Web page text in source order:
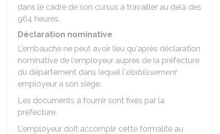
dans le cadre de son cursus à travailler au delà des
964 heures.
Déclaration nominative
L'embauche ne peut avoir lieu qu'après déclaration
nominative de l'employeur auprès de la préfecture
du département dans lequel l'établissement
employeur a son siège.
Les documents à fournir sont fixés par la
préfecture.
L'employeur doit accomplir cette formalité au